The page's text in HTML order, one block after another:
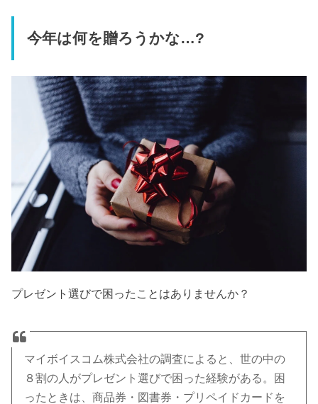
今年は何を贈ろうかな…?
プレゼント選びで困ったことはありませんか？
マイボイスコム株式会社の調査によると、世の中の
８割の人がプレゼント選びで困った経験がある。困
ったときは、商品券・図書券・プリペイドカードを